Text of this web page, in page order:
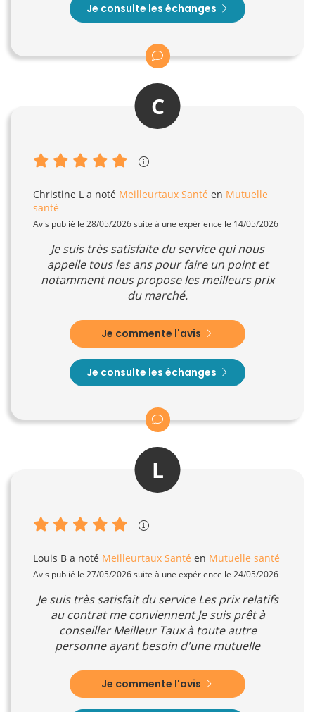
Je consulte les échanges
C
Christine L a noté Meilleurtaux Santé en Mutuelle
santé
Avis publié le 28/05/2026 suite à une expérience le 14/05/2026
Je suis très satisfaite du service qui nous
appelle tous les ans pour faire un point et
notamment nous propose les meilleurs prix
du marché.
Je commente l'avis
Je consulte les échanges
L
Louis B a noté Meilleurtaux Santé en Mutuelle santé
Avis publié le 27/05/2026 suite à une expérience le 24/05/2026
Je suis très satisfait du service Les prix relatifs
au contrat me conviennent Je suis prêt à
conseiller Meilleur Taux à toute autre
personne ayant besoin d'une mutuelle
Je commente l'avis